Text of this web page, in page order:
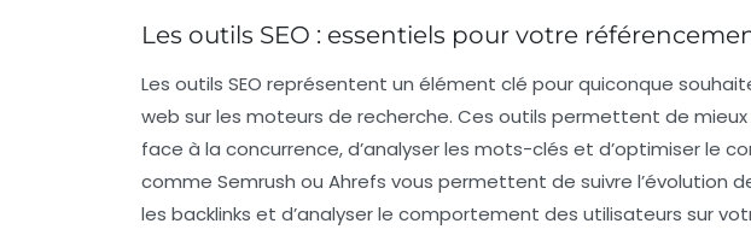
Les outils SEO : essentiels pour votre
Les outils SEO représentent un élément clé pour quiconque
web sur les moteurs de recherche. Ces outils permettent de
face à la concurrence, d’analyser les mots-clés et d’optimiser le
comme Semrush ou Ahrefs vous permettent de suivre l’évolution
les backlinks et d’analyser le comportement des utilisateurs sur